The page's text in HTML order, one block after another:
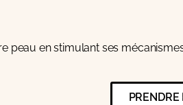
peau en stimulant ses